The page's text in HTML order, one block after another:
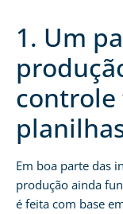
1. Um
Em boa parte das
produção ainda
é feita com base